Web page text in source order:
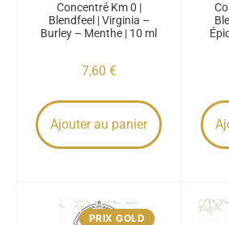
Concentré Km 0 |
Blendfeel | Virginia –
Burley – Menthe | 10 ml
7,60 €
Ajouter au panier
PRIX GOLD